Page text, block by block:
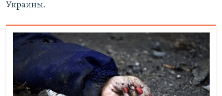
Украины.